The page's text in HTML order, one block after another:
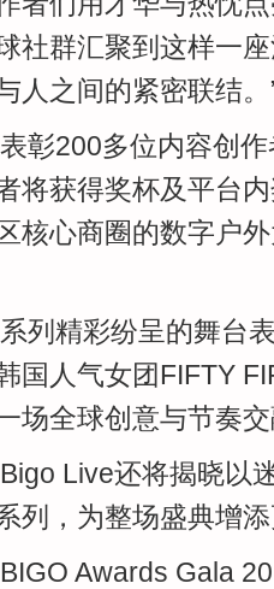
社群汇聚到这样一
人之间的紧密联结。
彰200多位内容创
将获得奖杯及平台
核心商圈的数字户
列精彩纷呈的舞台
国人气女团FIFTY
场全球创意与节奏
Live还将揭晓以
列，为整场盛典增
Awards Gala